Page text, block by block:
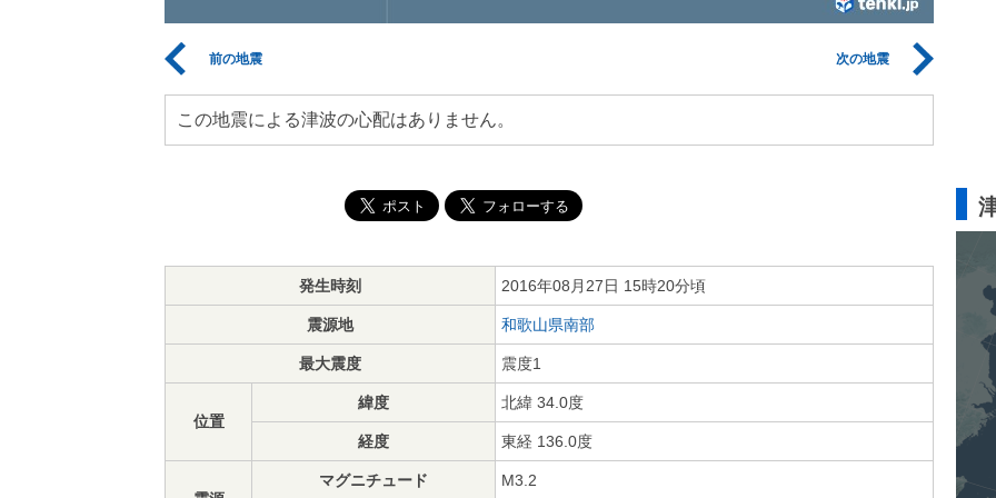
前の地震 次の地震
この地震による津波の心配はありません。
発生時刻 2016年08月27日 15時20分頃
震源地 和歌山県南部
最大震度 震度1
位置
緯度 北緯 34.0度
経度 東経 136.0度
マグニチュード M3.2